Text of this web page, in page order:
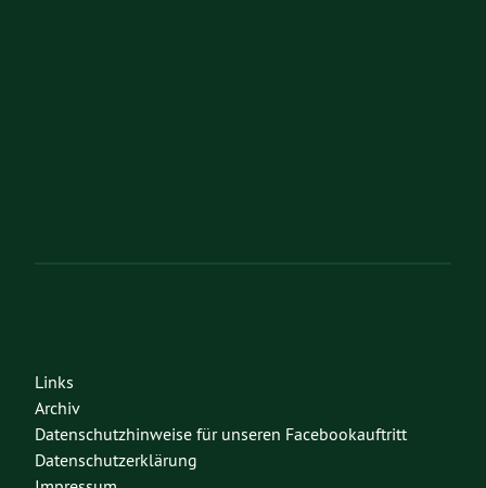
Links
Archiv
Datenschutzhinweise für unseren Facebookauftritt
Datenschutzerklärung